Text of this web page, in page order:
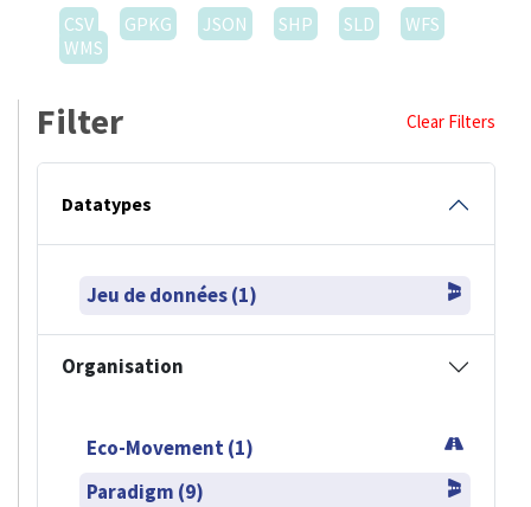
CSV
GPKG JSON SHP SLD
WFS
WMS
Filter Clear Filters
Datatypes
Jeu de données (1)
Organisation
Eco-Movement (1)
Paradigm (9)